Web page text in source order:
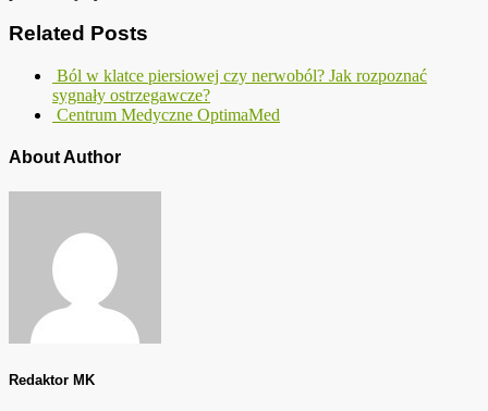
Related Posts
Ból w klatce piersiowej czy nerwoból? Jak rozpoznać
sygnały ostrzegawcze?
Centrum Medyczne OptimaMed
About Author
Redaktor MK